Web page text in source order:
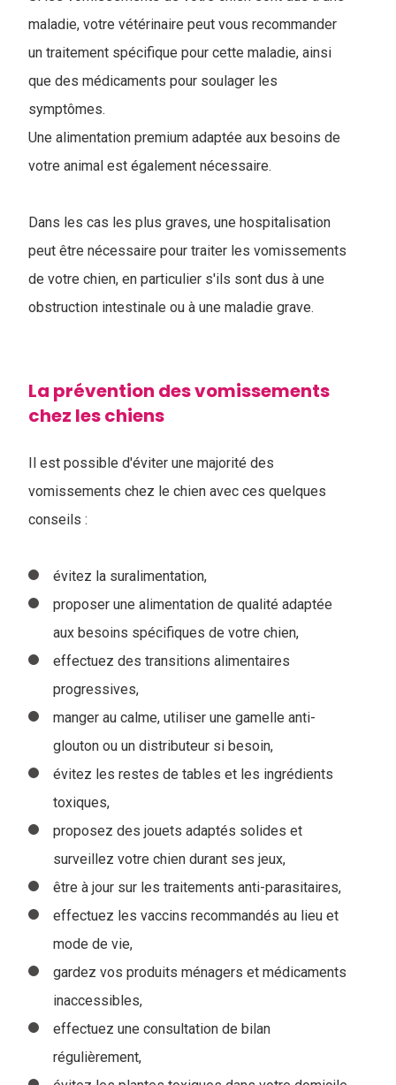
maladie, votre vétérinaire peut vous recommander
un traitement spécifique pour cette maladie, ainsi
que des médicaments pour soulager les
symptômes.
Une alimentation premium adaptée aux besoins de
votre animal est également nécessaire.
Dans les cas les plus graves, une hospitalisation
peut être nécessaire pour traiter les vomissements
de votre chien, en particulier s'ils sont dus à une
obstruction intestinale ou à une maladie grave.
La prévention des vomissements
chez les chiens
Il est possible d'éviter une majorité des
vomissements chez le chien avec ces quelques
conseils :
évitez la suralimentation,
proposer une alimentation de qualité adaptée
aux besoins spécifiques de votre chien,
effectuez des transitions alimentaires
progressives,
manger au calme, utiliser une gamelle anti-
glouton ou un distributeur si besoin,
évitez les restes de tables et les ingrédients
toxiques,
proposez des jouets adaptés solides et
surveillez votre chien durant ses jeux,
être à jour sur les traitements anti-parasitaires,
effectuez les vaccins recommandés au lieu et
mode de vie,
gardez vos produits ménagers et médicaments
inaccessibles,
effectuez une consultation de bilan
régulièrement,